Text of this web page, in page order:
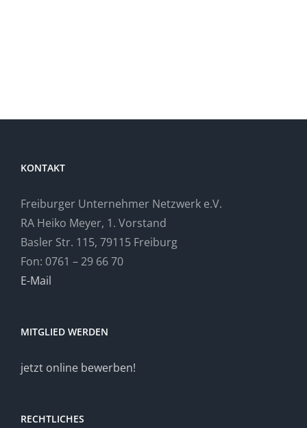
KONTAKT
Freiburger Unternehmer Netzwerk e.V.
RA Heiko Meyer, 1. Vorstand
Basler Str. 115, 79115 Freiburg
Fon: 0761 – 29 66 70
E-Mail
MITGLIED WERDEN
jetzt online bewerben!
RECHTLICHES